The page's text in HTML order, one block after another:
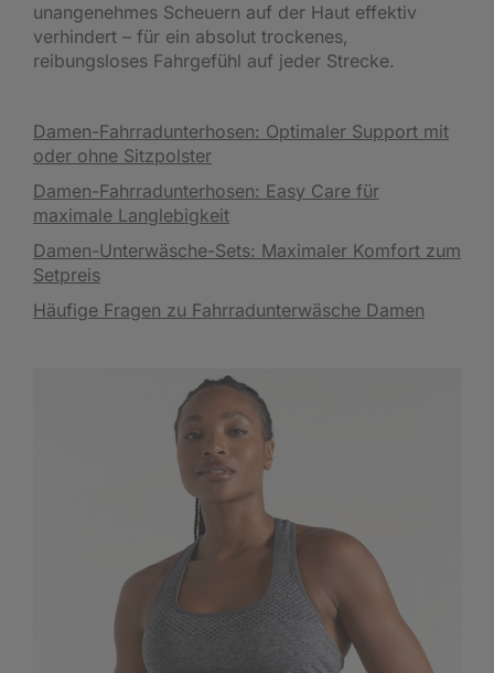
unangenehmes Scheuern auf der Haut effektiv
verhindert – für ein absolut trockenes,
reibungsloses Fahrgefühl auf jeder Strecke.
Damen-Fahrradunterhosen: Optimaler Support mit
oder ohne Sitzpolster
Damen-Fahrradunterhosen: Easy Care für
maximale Langlebigkeit
Damen-Unterwäsche-Sets: Maximaler Komfort zum
Setpreis
Häufige Fragen zu Fahrradunterwäsche Damen